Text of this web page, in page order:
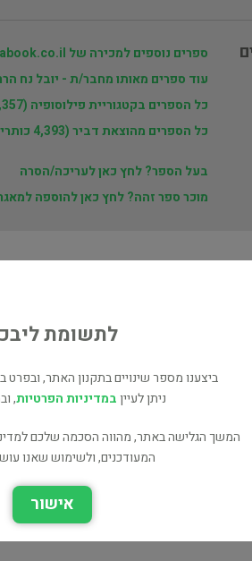
ספרים נוספים למכירה של findabook.co.il
עוד ספרים מאותו מחבר/ת - יובל נח הררי (68
כל הספרים בקטגוריית פילוסופיה (3,357 כותרים)
כל הספרים מהוצאת דביר (4,393 כותרים)
בעל הספר? לחץ כאן לעריכה/הסרה
מוכר ספר זהה? לחץ כאן להוספה
לתשומת
ביצענו מספר שינויים בתקנון האתר, ובפרט
ניתן לעייןבמדיניות הפרטיות,
המשך הגלישה באתר, מהווה הסכמה שלכם
המעודכנים, ולשימוש שאנו
אישור